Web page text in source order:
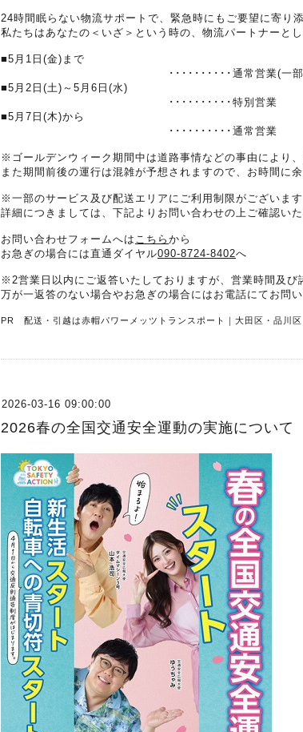
24時間眠らない物流サポートで、緊急時にもご要望に寄り
私たちはあなたの＜いざ＞という時の、物流パートナーと
■5月1日(金)まで
･･････････通常営業(一部地域
■5月2日(土)～5月6日(水)
･･････････特別営業
■5月7日(木)から
･･････････通常営業
※ゴールデンウィーク期間中は道路事情などの事由により
また期間前後の運行は混雑が予想されますので、お時間に
※一部のサービス及び配送エリアにご利用制限がございます
詳細につきましては、下記よりお問い合わせの上ご確認い
お問い合わせフォームへは こちら から
お急ぎの場合には直通ダイヤル090-8724-8402へ
※2営業日以内にご返答いたしておりますが、営業時間及び
万が一返答のない場合やお急ぎの場合にはお電話にてお問い
PR 配送・引越は赤帽パワーメッツトランスポート｜大田区・品川
2026-03-16 09:00:00
2026春の全国交通安全運動の実施について